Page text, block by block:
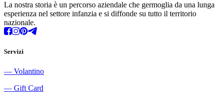
La nostra storia è un percorso aziendale che germoglia da una lunga
esperienza nel settore infanzia e si diffonde su tutto il territorio
nazionale.
Servizi
― Volantino
― Gift Card